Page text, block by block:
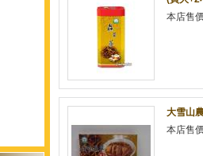
本店售
大雪山
本店售